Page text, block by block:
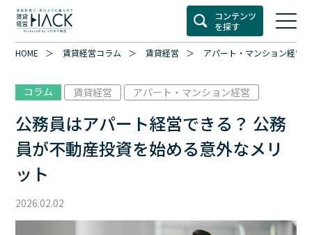
コンテンツ
を探す
HOME 賃貸経営コラム 賃貸経営 アパート・マンション経営
コラム 賃貸経営 アパート・マンション経営
公務員はアパート経営できる？ 公務
員が不動産投資を始める意外なメリ
ット
2026.02.02